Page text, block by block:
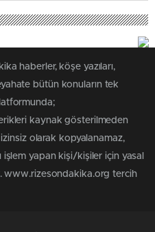
haberler, köşe yazıları,
bütün konuların tek
kaynak gösterilmeden
izinsiz olarak kopyalanamaz,
işlem yapan kişi/kişiler için yasal
www.rizesondakika.org tercih